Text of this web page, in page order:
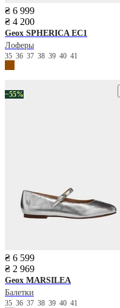
₴ 6 999
₴ 4 200
Geox SPHERICA EC1
Лоферы
35 36 37 38 39 40 41
−55%
₴ 6 599
₴ 2 969
Geox MARSILEA
Балетки
35 36 37 38 39 40 41